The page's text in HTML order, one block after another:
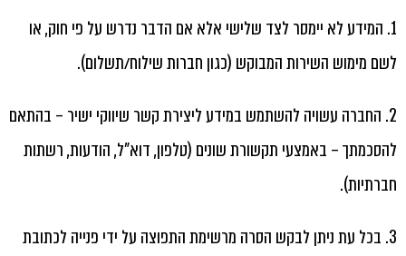
1. המידע לא יימסר לצד שלישי אלא אם הדבר נדרש על פי חוק, או
לשם מימוש השירות המבוקש (כגון חברות שילוח/תשלום).
2. החברה עשויה להשתמש במידע ליצירת קשר שיווקי ישיר – בהתאם
להסכמתך – באמצעי תקשורת שונים (טלפון, דוא"ל, הודעות, רשתות
חברתיות).
3. בכל עת ניתן לבקש הסרה מרשימת התפוצה על ידי פנייה לכתובת